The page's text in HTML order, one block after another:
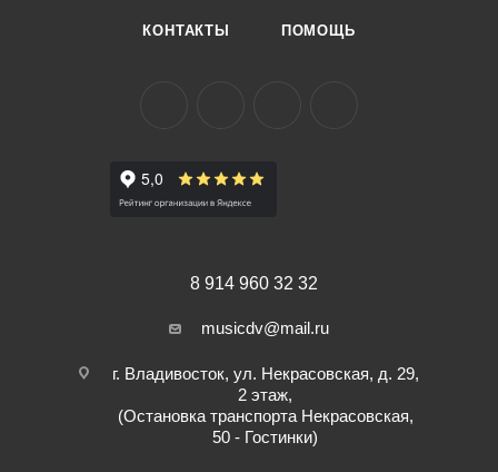
КОНТАКТЫ ПОМОЩЬ
8 914 960 32 32
musicdv@mail.ru
г. Владивосток, ул. Некрасовская, д. 29,
2 этаж,
(Остановка транспорта Некрасовская,
50 - Гостинки)